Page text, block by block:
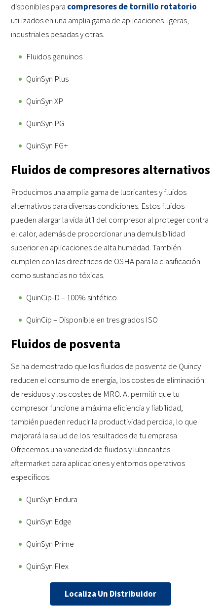
disponibles para compresores de tornillo rotatorio
utilizados en una amplia gama de aplicaciones ligeras,
industriales pesadas y otras.
Fluidos genuinos
QuinSyn Plus
QuinSyn XP
QuinSyn PG
QuinSyn FG+
Fluidos de compresores alternativos
Producimos una amplia gama de lubricantes y fluidos
alternativos para diversas condiciones. Estos fluidos
pueden alargar la vida útil del compresor al proteger contra
el calor, además de proporcionar una demulsibilidad
superior en aplicaciones de alta humedad. También
cumplen con las directrices de OSHA para la clasificación
como sustancias no tóxicas.
QuinCip-D – 100% sintético
QuinCip – Disponible en tres grados ISO
Fluidos de posventa
Se ha demostrado que los fluidos de posventa de Quincy
reducen el consumo de energía, los costes de eliminación
de residuos y los costes de MRO. Al permitir que tu
compresor funcione a máxima eficiencia y fiabilidad,
también pueden reducir la productividad perdida, lo que
mejorará la salud de los resultados de tu empresa.
Ofrecemos una variedad de fluidos y lubricantes
aftermarket para aplicaciones y entornos operativos
específicos.
QuinSyn Endura
QuinSyn Edge
QuinSyn Prime
QuinSyn Flex
Localiza Un Distribuidor